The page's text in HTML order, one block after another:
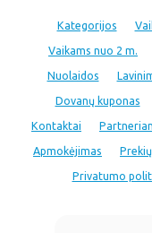
Kategorijos
Vaikams nuo 2 m.
Nuolaidos
Dovanų kuponas
Kontaktai
Apmokėjimas
Privatumo